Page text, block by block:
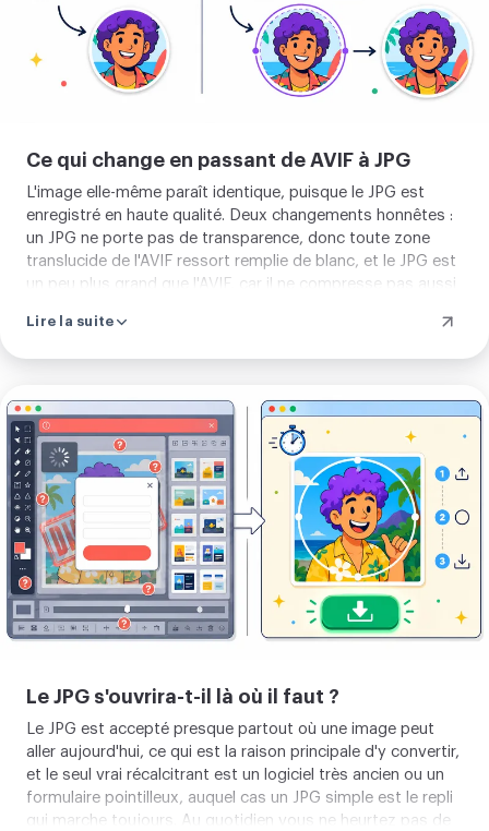
Ce qui change en passant de AVIF à JPG
L'image elle-même paraît identique, puisque le JPG est
enregistré en haute qualité. Deux changements honnêtes :
un JPG ne porte pas de transparence, donc toute zone
translucide de l'AVIF ressort remplie de blanc, et le JPG est
un peu plus grand que l'AVIF, car il ne compresse pas aussi
à fond propre, gardez la transparence en allant vers PNG
Lire la suite
Importer
votre
image
Le JPG s'ouvrira-t-il là où il faut ?
Le JPG est accepté presque partout où une image peut
aller aujourd'hui, ce qui est la raison principale d'y convertir,
et le seul vrai récalcitrant est un logiciel très ancien ou un
formulaire pointilleux, auquel cas un JPG simple est le repli
qui marche toujours. Au quotidien vous ne heurtez pas de